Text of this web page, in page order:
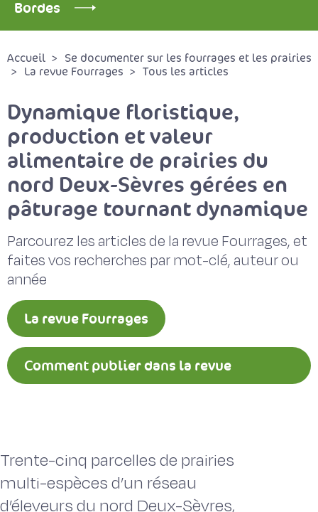
Bordes
Accueil
Se documenter sur les fourrages et les prairies
La revue Fourrages
Tous les articles
Dynamique floristique,
production et valeur
alimentaire de prairies du
nord Deux-Sèvres gérées en
pâturage tournant dynamique
Parcourez les articles de la revue Fourrages, et
faites vos recherches par mot-clé, auteur ou
année
La revue Fourrages
Comment publier dans la revue
Trente-cinq parcelles de prairies
multi-espèces d’un réseau
d’éleveurs du nord Deux-Sèvres,